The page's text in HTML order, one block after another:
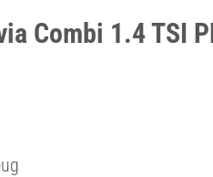
Combi 1.4 TSI